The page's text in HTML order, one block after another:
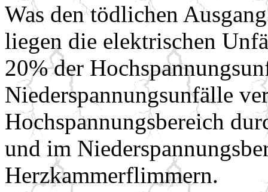
Was den tödlichen
liegen die elektrischen
20% der
Niederspannungsunfälle
Hochspannungsbereich
und im
Herzkammerflimmern.